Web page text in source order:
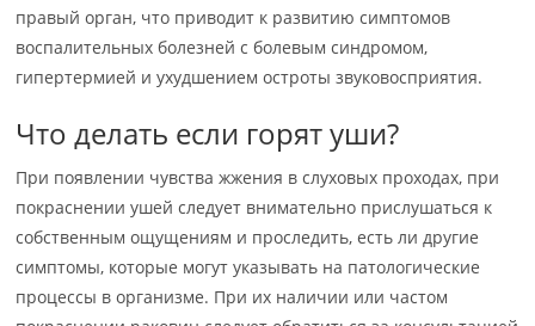
правый орган, что приводит к развитию симптомов
воспалительных болезней с болевым синдромом,
гипертермией и ухудшением остроты звуковосприятия.
Что делать если горят уши?
При появлении чувства жжения в слуховых проходах, при
покраснении ушей следует внимательно прислушаться к
собственным ощущениям и проследить, есть ли другие
симптомы, которые могут указывать на патологические
процессы в организме. При их наличии или частом